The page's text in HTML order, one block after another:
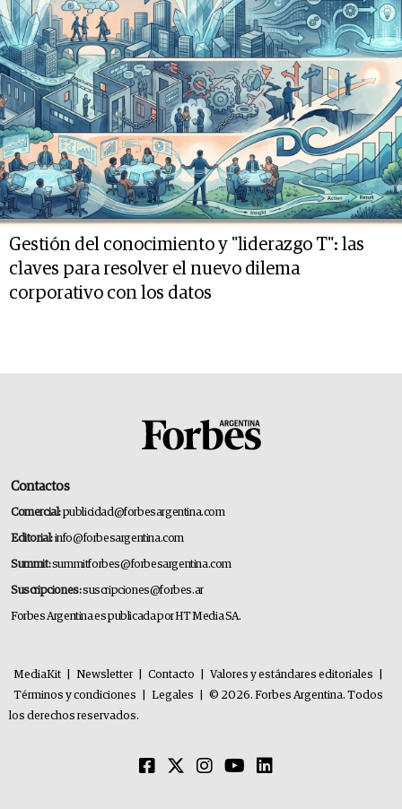
Gestión del conocimiento y "liderazgo T": las
claves para resolver el nuevo dilema
corporativo con los datos
Contactos
Comercial:publicidad@forbesargentina.com
Editorial:info@forbesargentina.com
Summit:summitforbes@forbesargentina.com
Suscripciones:suscripciones@forbes.ar
Forbes Argentina es publicada por HT Media SA.
MediaKit Newsletter Contacto Valores y estándares editoriales
Términos y condiciones
Legales
© 2026. Forbes Argentina. Todos
los derechos reservados.